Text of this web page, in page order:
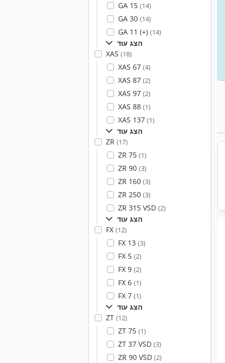
GA 15 (14)
GA 30 (14)
GA 11 (+) (14)
הצג עוד
XAS (18)
XAS 67 (4)
XAS 87 (2)
XAS 97 (2)
XAS 88 (1)
XAS 137 (1)
הצג עוד
ZR (17)
ZR 75 (1)
ZR 90 (3)
ZR 160 (3)
ZR 250 (3)
ZR 315 VSD (2)
הצג עוד
FX (12)
FX 13 (3)
FX 5 (2)
FX 9 (2)
FX 6 (1)
FX 7 (1)
הצג עוד
ZT (12)
ZT 75 (1)
ZT 37 VSD (3)
ZR 90 VSD (2)